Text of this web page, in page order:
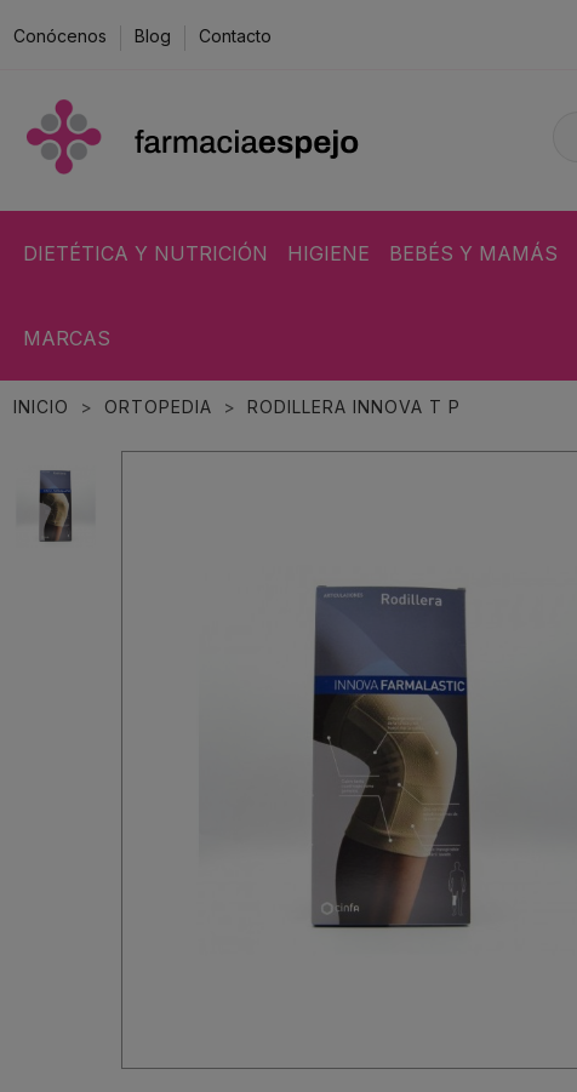
Conócenos Blog Contacto
DIETÉTICA Y NUTRICIÓN HIGIENE BEBÉS Y MAMÁS
MARCAS
INICIO ORTOPEDIA RODILLERA INNOVA T P